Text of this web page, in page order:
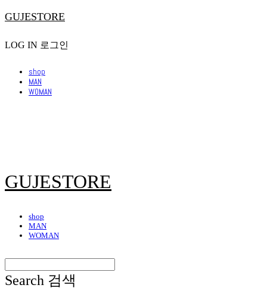
GUJESTORE
LOG IN 로그인
shop
MAN
WOMAN
GUJESTORE
shop
MAN
WOMAN
Search 검색